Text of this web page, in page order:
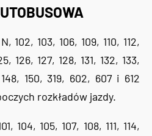
102, 103, 106, 109, 110, 112,
126, 127, 128, 131, 132, 133,
148, 150, 319, 602, 607 i 612
rozkładów jazdy.
104, 105, 107, 108, 111, 114,